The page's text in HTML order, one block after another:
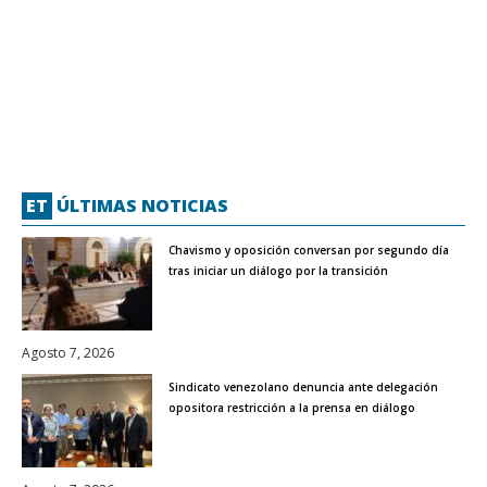
ET ÚLTIMAS NOTICIAS
Chavismo y oposición conversan por segundo día
tras iniciar un diálogo por la transición
Agosto 7, 2026
Sindicato venezolano denuncia ante delegación
opositora restricción a la prensa en diálogo